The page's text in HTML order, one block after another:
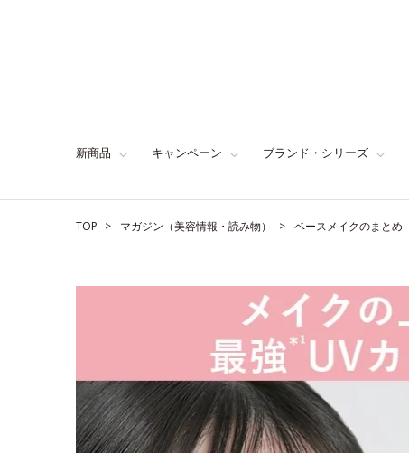
新商品 キャンペーン ブランド・シリーズ
TOP マガジン（美容情報・読み物） ベースメイクのまとめ